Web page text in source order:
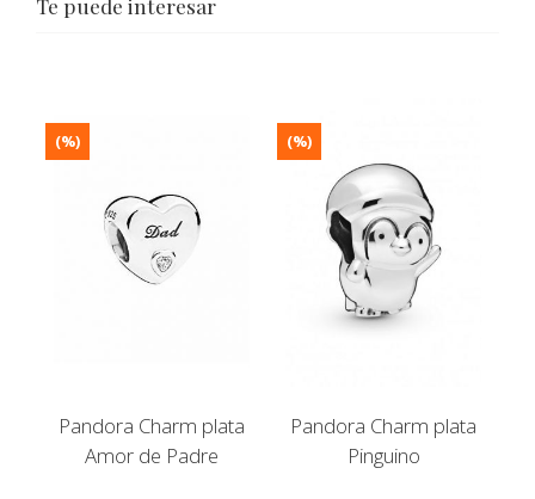
Te puede interesar
Pandora Charm plata
Amor de Padre
(%)
Pandora Charm plata
Pinguino
(%)